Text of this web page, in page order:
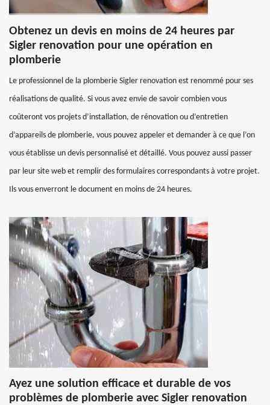
Obtenez un devis en moins de 24 heures par
Sigler renovation pour une opération en
plomberie
Le professionnel de la plomberie Sigler renovation est renommé pour ses
réalisations de qualité. Si vous avez envie de savoir combien vous
coûteront vos projets d’installation, de rénovation ou d’entretien
d’appareils de plomberie, vous pouvez appeler et demander à ce que l’on
vous établisse un devis personnalisé et détaillé. Vous pouvez aussi passer
par leur site web et remplir des formulaires correspondants à votre projet.
Ils vous enverront le document en moins de 24 heures.
Ayez une solution efficace et durable de vos
problèmes de plomberie avec Sigler renovation